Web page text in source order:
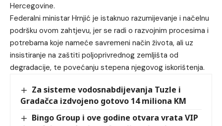
Hercegovine.
Federalni ministar Hrnjić je istaknuo razumijevanje i načelnu
podršku ovom zahtjevu, jer se radi o razvojnim procesima i
potrebama koje nameće savremeni način života, ali uz
insistiranje na zaštiti poljoprivrednog zemljišta od
degradacije, te povećanju stepena njegovog iskorištenja.
Za sisteme vodosnabdijevanja Tuzle i
Gradačca izdvojeno gotovo 14 miliona KM
Bingo Group i ove godine otvara vrata VIP